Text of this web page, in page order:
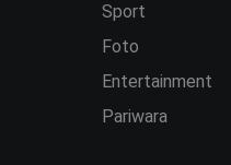
Sport
Foto
Entertainment
Pariwara